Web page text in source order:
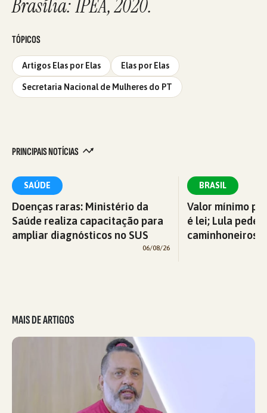
Brasília: IPEA, 2020.
TÓPICOS
Artigos Elas por Elas Elas por Elas
Secretaria Nacional de Mulheres do PT
PRINCIPAIS NOTÍCIAS
SAÚDE
Doenças raras: Ministério da
Saúde realiza capacitação para
ampliar diagnósticos no SUS
06/08/26
BRASIL
Valor mínimo
é lei; Lula pede
caminhoneiros
MAIS DE ARTIGOS